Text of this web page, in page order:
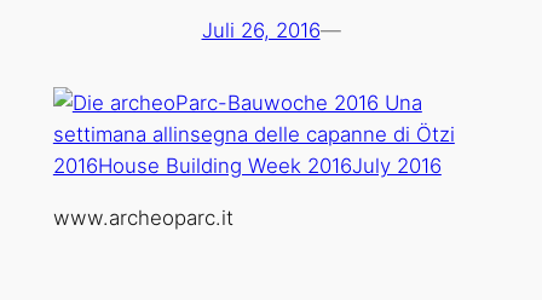
Juli 26, 2016—
www.archeoparc.it